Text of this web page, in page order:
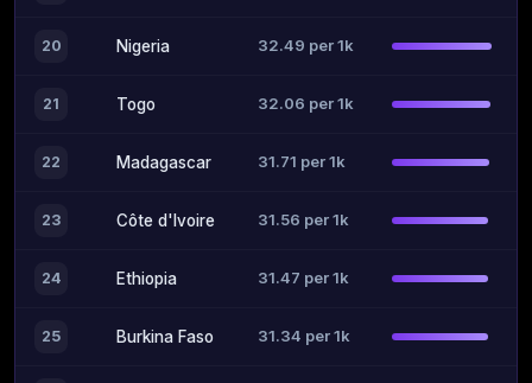
20 Nigeria 32.49 per 1k
21 Togo 32.06 per 1k
22 Madagascar 31.71 per 1k
23 Côte d'Ivoire 31.56 per 1k
24 Ethiopia 31.47 per 1k
25 Burkina Faso 31.34 per 1k